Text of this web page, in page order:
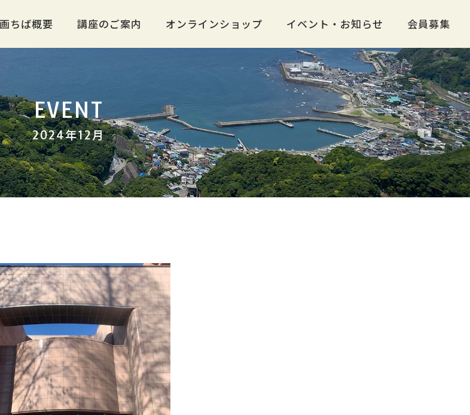
ちば概要 講座のご案内 オンラインショップ イベント・お知らせ 会員募集
EVENT
2024年12月